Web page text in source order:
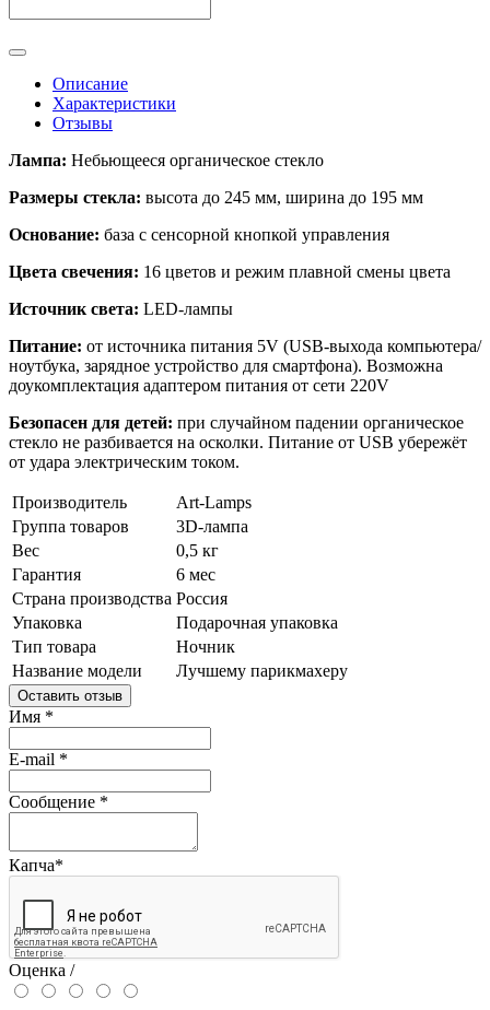
Описание
Характеристики
Отзывы
Лампа: Небьющееся органическое стекло
Размеры стекла: высота до 245 мм, ширина до 195 мм
Основание: база с сенсорной кнопкой управления
Цвета свечения: 16 цветов и режим плавной смены цвета
Источник света: LED-лампы
Питание: от источника питания 5V (USB-выхода компьютера/
ноутбука, зарядное устройство для смартфона). Возможна
доукомплектация адаптером питания от сети 220V
Безопасен для детей: при случайном падении органическое
стекло не разбивается на осколки. Питание от USB убережёт
от удара электрическим током.
Производитель
Art-Lamps
Группа товаров
3D-лампа
Вес
0,5 кг
Гарантия
6 мес
Страна производства Россия
Упаковка
Подарочная упаковка
Тип товара
Ночник
Название модели
Лучшему парикмахеру
Оставить отзыв
Имя *
E-mail *
Сообщение *
Капча*
Оценка /